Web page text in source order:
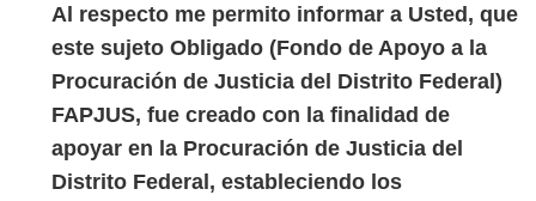
Al respecto me permito informar a Usted, que
este sujeto Obligado (Fondo de Apoyo a la
Procuración de Justicia del Distrito Federal)
FAPJUS, fue creado con la finalidad de
apoyar en la Procuración de Justicia del
Distrito Federal, estableciendo los